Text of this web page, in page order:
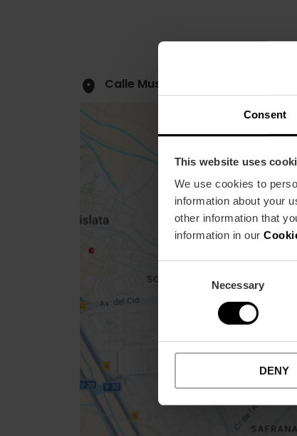
Consent
This website uses
We use cookies to
information about your
other information that
information in our
Selection
Necessary
DENY
Calle Museo, 2, València, España
Routebeschrijving
sidebar